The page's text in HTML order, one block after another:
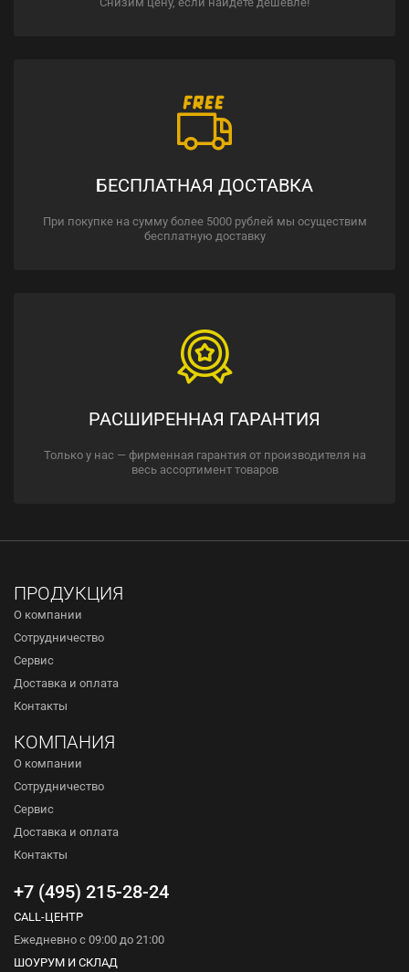
БЕСПЛАТНАЯ ДОСТАВКА
При покупке на сумму более 5000 рублей мы осуществим
бесплатную доставку
РАСШИРЕННАЯ ГАРАНТИЯ
Только у нас — фирменная гарантия от производителя на
весь ассортимент товаров
ПРОДУКЦИЯ
О компании
Сотрудничество
Сервис
Доставка и оплата
Контакты
КОМПАНИЯ
О компании
Сотрудничество
Сервис
Доставка и оплата
Контакты
+7 (495) 215-28-24
CALL-ЦЕНТР
Ежедневно с 09:00 до 21:00
ШОУРУМ И СКЛАД